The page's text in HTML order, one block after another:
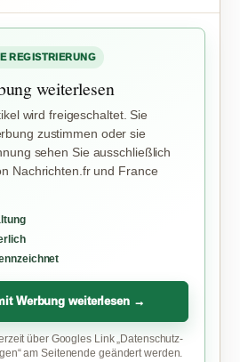
REGISTRIERUNG
weiterlesen
wird freigeschaltet. Sie
zustimmen oder sie
sehen Sie ausschließlich
Nachrichten.fr und France
Werbung weiterlesen →
über Googles Link „Datenschutz-
am Seitenende geändert werden.